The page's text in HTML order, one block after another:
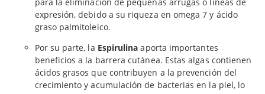
expresión, debido a su riqueza en omega 7 y ácido
graso palmitoleico.
Por su parte, la Espirulinaaporta importantes
beneficios a la barrera cutánea. Estas algas contienen
ácidos grasos que contribuyen a la prevención del
crecimiento y acumulación de bacterias en la piel, lo